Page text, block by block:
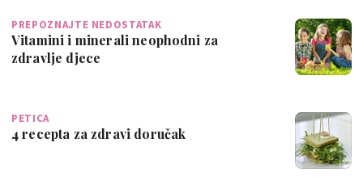
PREPOZNAJTE NEDOSTATAK
Vitamini i minerali neophodni za
zdravlje djece
PETICA
4 recepta za zdravi doručak